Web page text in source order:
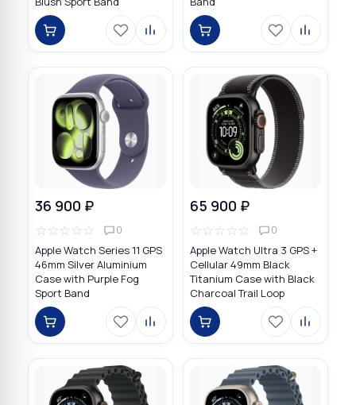
36 900 ₽
☆☆☆☆☆ 0
Apple Watch Series 11 GPS
46mm Silver Aluminium
Case with Purple Fog
Sport Band
65 900 ₽
☆☆☆☆☆ 0
Apple Watch Ultra 3 GPS +
Cellular 49mm Black
Titanium Case with Black
Charcoal Trail Loop